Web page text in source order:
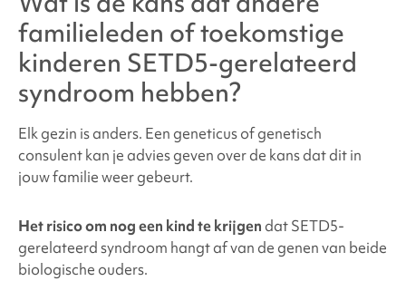
familieleden of toekomstige
kinderen SETD5-gerelateerd
syndroom hebben?
Elk gezin is anders. Een geneticus of genetisch
consulent kan je advies geven over de kans dat dit in
jouw familie weer gebeurt.
Het risico om nog een kind te krijgen dat SETD5-
gerelateerdsyndroom hangt af van de genen van beide
biologische ouders.